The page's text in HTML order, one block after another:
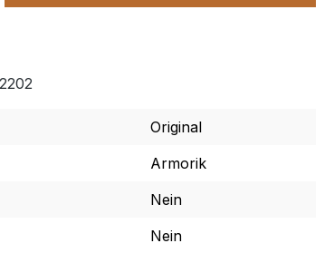
Original
Armorik
Nein
Nein